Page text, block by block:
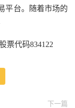
平台。随着市场的
下一篇